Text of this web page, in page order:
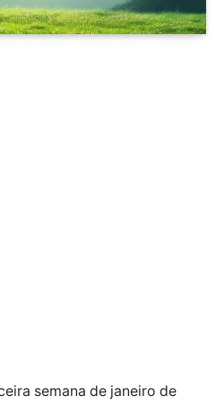
semana de janeiro de